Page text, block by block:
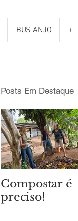
BUS ANJO +
Posts Em Destaque
Compostar é
preciso!